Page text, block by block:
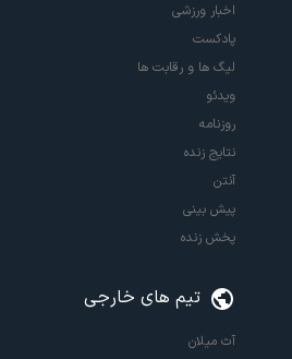
اخبار ورزشی
پادکست
لیگ ها و رقابت ها
ویدئو
روزنامه
نتایج زنده
آنتن
پیش بینی
پخش زنده
تیم های خارجی
آث میلان